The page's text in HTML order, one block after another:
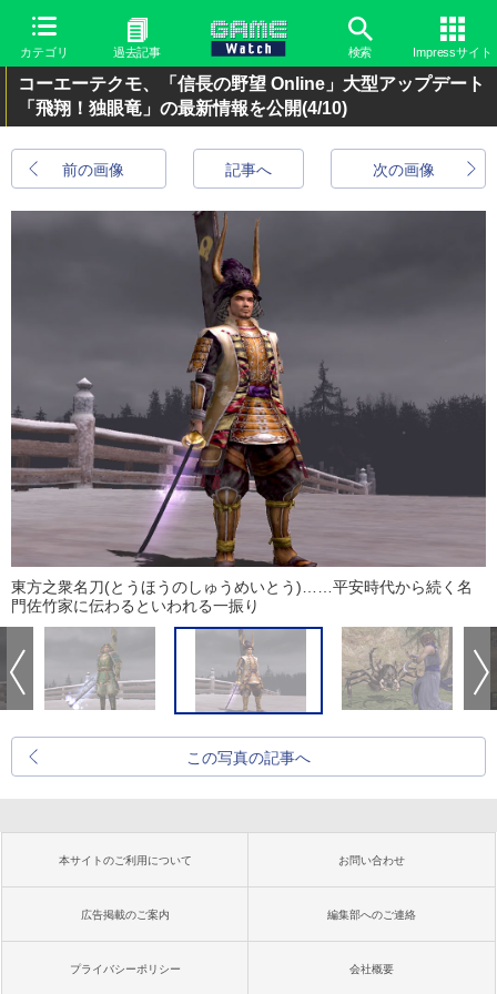
カテゴリ 過去記事 検索 Impressサイト
コーエーテクモ、「信長の野望 Online」大型アップデート
「飛翔！独眼竜」の最新情報を公開(4/10)
前の画像 次の画像
記事へ
東方之衆名刀(とうほうのしゅうめいとう)……平安時代から続く名
門佐竹家に伝わるといわれる一振り
この写真の記事へ
本サイトのご利用について お問い合わせ
広告掲載のご案内 編集部へのご連絡
プライバシーポリシー 会社概要